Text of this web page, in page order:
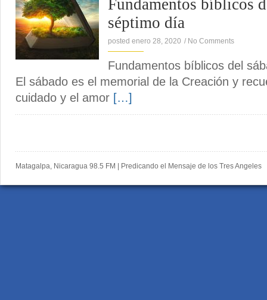
Fundamentos bíblicos
séptimo día
posted enero 28, 2020 / No Comments
Fundamentos bíblicos del
El sábado es el memorial de la Creación y
cuidado y el amor […]
Matagalpa, Nicaragua 98.5 FM | Predicando el Mensaje de los Tres Angeles